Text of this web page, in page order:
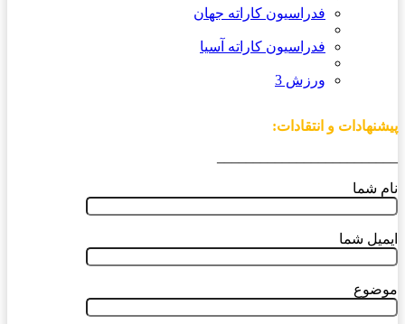
فدراسیون کاراته جهان
فدراسیون کاراته آسیا
ورزش 3
پیشنهادات و انتقادات:
نام شما
ایمیل شما
موضوع